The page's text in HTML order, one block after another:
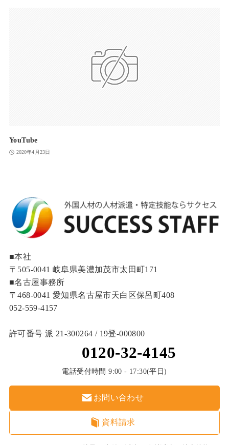
YouTube
2020年4月23日
■本社
〒505-0041 岐阜県美濃加茂市太田町171
■名古屋事務所
〒468-0041 愛知県名古屋市天白区保呂町408
052-559-4157
許可番号 派 21-300264 / 19登‐000800
0120-32-4145
電話受付時間 9:00 - 17:30(平日)
お問い合わせ
資料請求